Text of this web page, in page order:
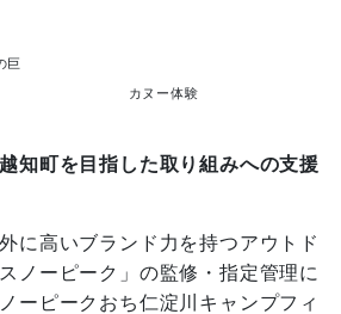
ー体験
知町を目指した取り組みへの支援
に高いブランド力を持つアウトド
ノーピーク」の監修・指定管理に
ーピークおち仁淀川キャンプフィ